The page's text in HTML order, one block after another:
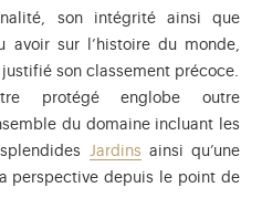
son intégrité ainsi que
avoir sur l’histoire du monde,
son classement précoce.
protégé englobe outre
du domaine incluant les
Jardins ainsi qu’une
perspective depuis le point de